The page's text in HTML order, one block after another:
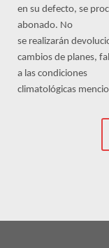
en su defecto, se
abonado. No
se realizarán
cambios de planes,
a las condiciones
climatológicas